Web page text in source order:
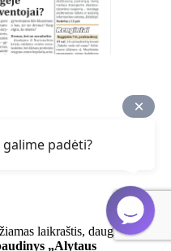
laikraštis, daugiausia
„Alytaus
galime padėti?